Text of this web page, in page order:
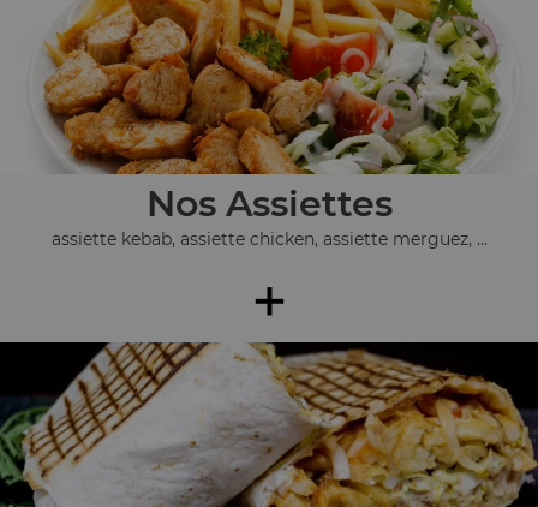
Nos Assiettes
assiette kebab, assiette chicken, assiette merguez, ...
+